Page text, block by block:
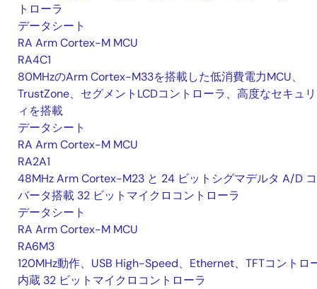
トローラ
データシート
RA Arm Cortex-M MCU
RA4C1
80MHzのArm Cortex-M33を搭載した低消費電力MCU、
TrustZone、セグメントLCDコントローラ、高度なセキュ
ィを搭載
データシート
RA Arm Cortex-M MCU
RA2A1
48MHz Arm Cortex-M23 と 24 ビットシグマデルタ A/D
バータ搭載 32 ビットマイクロコントローラ
データシート
RA Arm Cortex-M MCU
RA6M3
120MHz動作、USB High-Speed、Ethernet、TFTコントロ
内蔵 32 ビットマイクロコントローラ